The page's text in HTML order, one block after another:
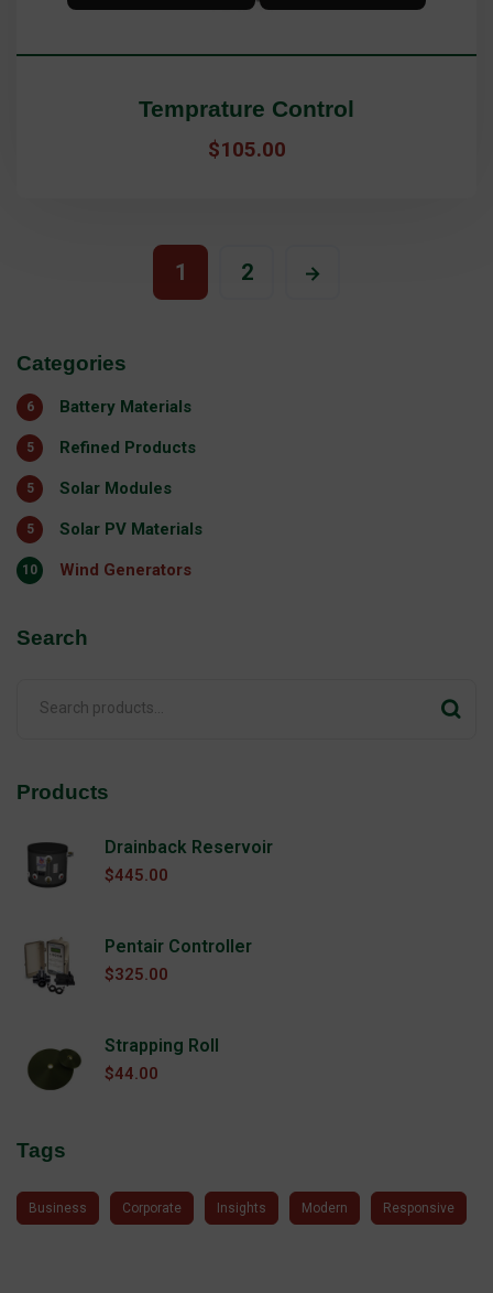
Temprature Control
$105.00
1 2
Categories
Battery Materials
6
Refined Products
5
Solar Modules
5
Solar PV Materials
5
Wind Generators
10
Search
Products
Drainback Reservoir
$445.00
Pentair Controller
$325.00
Strapping Roll
$44.00
Tags
Business Corporate Insights Modern Responsive